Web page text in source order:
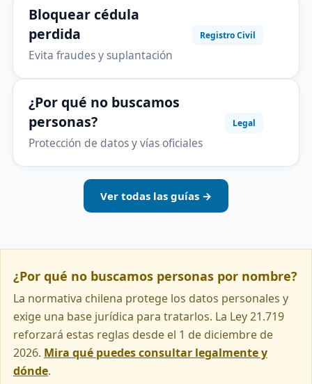
Bloquear cédula
perdida
Evita fraudes y suplantación
Registro Civil
¿Por qué no buscamos
personas?
Protección de datos y vías oficiales
Legal
Ver todas las guías →
¿Por qué no buscamos personas por nombre?
La normativa chilena protege los datos personales y
exige una base jurídica para tratarlos. La Ley 21.719
reforzará estas reglas desde el 1 de diciembre de
2026. Mira qué puedes consultar legalmente y
dónde.